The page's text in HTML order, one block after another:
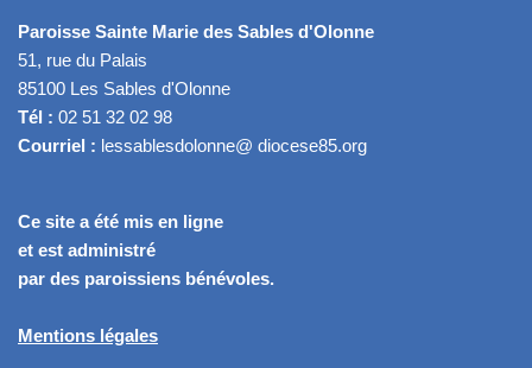
Paroisse Sainte Marie des Sables d'Olonne
51, rue du Palais
85100 Les Sables d'Olonne
Tél : 02 51 32 02 98
Courriel : lessablesdolonne@ diocese85.org
Ce site a été mis en ligne
et est administré
par des paroissiens bénévoles.
Mentions légales